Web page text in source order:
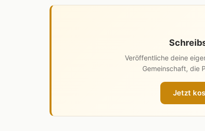
Veröffentliche deine
Gemeinschaft, die
Jetzt